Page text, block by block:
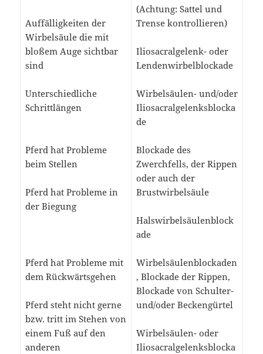
Auffälligkeiten der
Wirbelsäule die mit
bloßem Auge sichtbar
sind
Unterschiedliche
Schrittlängen
Pferd hat Probleme
beim Stellen
Pferd hat Probleme in
der Biegung
Pferd hat Probleme mit
dem Rückwärtsgehen
Pferd steht nicht gerne
bzw. tritt im Stehen von
einem Fuß auf den
anderen
(Achtung: Sattel und
Trense kontrollieren)
Iliosacralgelenk- oder
Lendenwirbelblockade
Wirbelsäulen- und/oder
Iliosacralgelenksblocka
de
Blockade des
Zwerchfells, der Rippen
oder auch der
Brustwirbelsäule
Halswirbelsäulenblock
ade
Wirbelsäulenblockaden
, Blockade der Rippen,
Blockade von Schulter-
und/oder Beckengürtel
Wirbelsäulen- oder
Iliosacralgelenksblocka